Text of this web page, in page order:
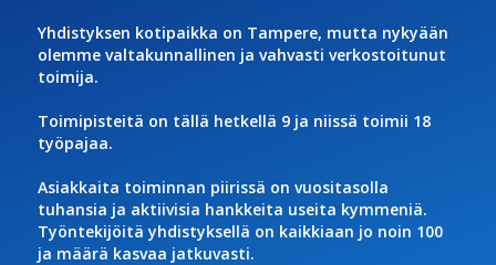
Yhdistyksen kotipaikka on Tampere, mutta nykyään
olemme valtakunnallinen ja vahvasti verkostoitunut
toimija.
Toimipisteitä on tällä hetkellä 9 ja niissä toimii 18
työpajaa.
Asiakkaita toiminnan piirissä on vuositasolla
tuhansia ja aktiivisia hankkeita useita kymmeniä.
Työntekijöitä yhdistyksellä on kaikkiaan jo noin 100
ja määrä kasvaa jatkuvasti.